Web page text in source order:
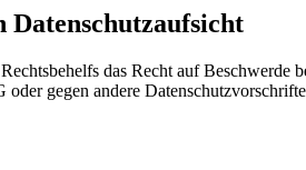
Datenschutzaufsicht
das Recht auf
gegen andere